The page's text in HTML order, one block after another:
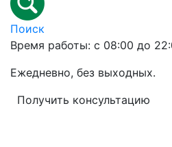
Поиск
Время работы: с 08:00 до
Ежедневно, без выходных.
Получить консультацию